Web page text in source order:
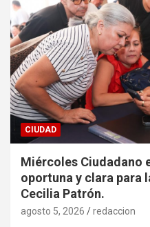
CIUDAD
Miércoles Ciudadano
oportuna y clara para
Cecilia Patrón.
agosto 5, 2026 redaccion